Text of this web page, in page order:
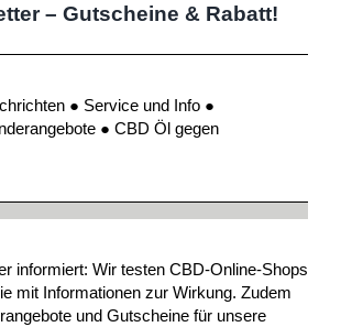
– Gutscheine & Rabatt!
● Service und Info ●
● CBD Öl gegen
informiert: Wir testen CBD-Online-Shops
mit Informationen zur Wirkung. Zudem
und Gutscheine für unsere